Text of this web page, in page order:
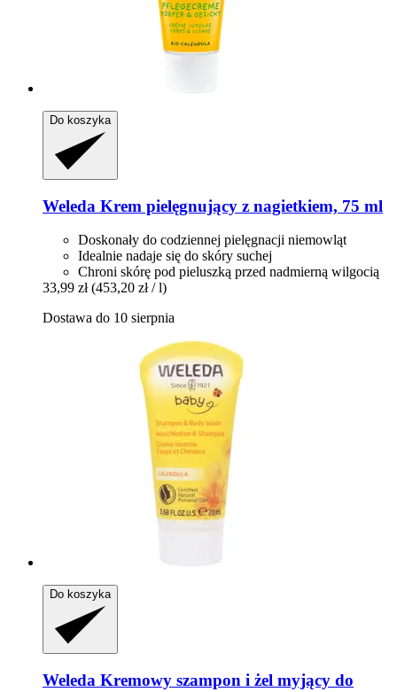
Do koszyka
Weleda Krem pielęgnujący z nagietkiem, 75 ml
Doskonały do codziennej pielęgnacji niemowląt
Idealnie nadaje się do skóry suchej
Chroni skórę pod pieluszką przed nadmierną wilgocią
33,99 zł (453,20 zł / l)
Dostawa do 10 sierpnia
Do koszyka
Weleda Kremowy szampon i żel myjący do